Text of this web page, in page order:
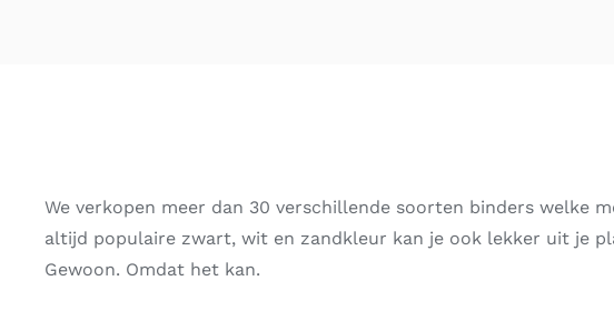
We verkopen meer dan 30 verschillende soorten binders welke
altijd populaire zwart, wit en zandkleur kan je ook lekker uit je
Gewoon. Omdat het kan.